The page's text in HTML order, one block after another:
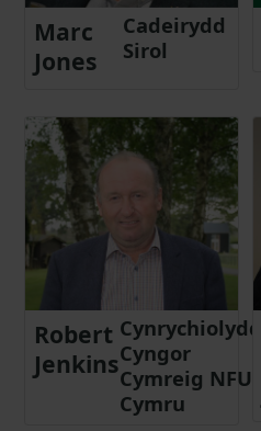
Marc
Jones
Cadeirydd
Sirol
Robert
Jenkins
Cynrychiolydd
Cyngor
Cymreig NFU
Cymru